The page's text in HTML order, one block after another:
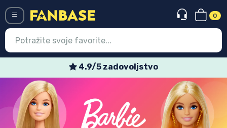
0
4.9/5 zadovoljstvo
Ulazak Registracija
Najnovije proizvodi